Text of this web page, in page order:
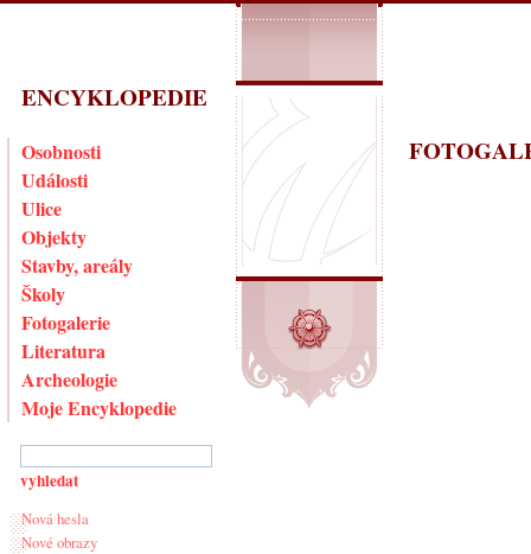
ENCYKLOPEDIE
Osobnosti
Události
Ulice
Objekty
Stavby, areály
Školy
Fotogalerie
Literatura
Archeologie
Moje Encyklopedie
Nová hesla
Nové obrazy